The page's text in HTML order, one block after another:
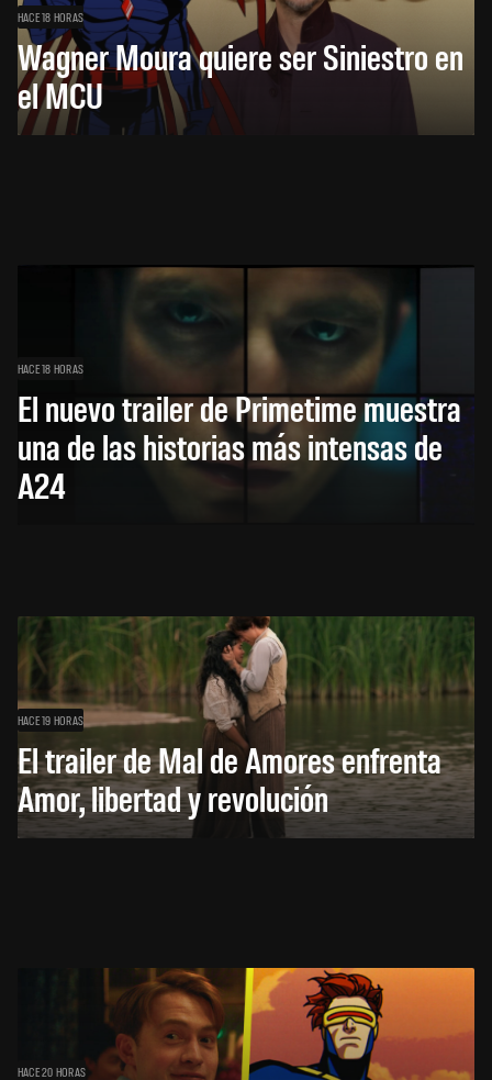
HACE 18 HORAS
Wagner Moura quiere ser Siniestro en
el MCU
HACE 18 HORAS
El nuevo trailer de Primetime muestra
una de las historias más intensas de
A24
HACE 19 HORAS
El trailer de Mal de Amores enfrenta
Amor, libertad y revolución
HACE 20 HORAS